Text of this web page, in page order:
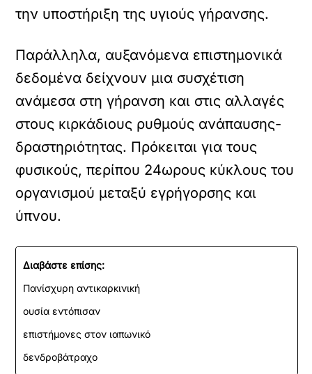
την υποστήριξη της υγιούς γήρανσης.
Παράλληλα, αυξανόμενα επιστημονικά
δεδομένα δείχνουν μια συσχέτιση
ανάμεσα στη γήρανση και στις αλλαγές
στους κιρκάδιους ρυθμούς ανάπαυσης-
δραστηριότητας. Πρόκειται για τους
φυσικούς, περίπου 24ωρους κύκλους του
οργανισμού μεταξύ εγρήγορσης και
ύπνου.
Διαβάστε επίσης:
Πανίσχυρη αντικαρκινική
ουσία εντόπισαν
επιστήμονες στον ιαπωνικό
δενδροβάτραχο